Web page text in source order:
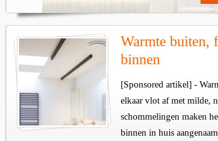
Warmte buiten,
binnen
[Sponsored artikel] -
elkaar vlot af met milde,
schommelingen maken
binnen in huis